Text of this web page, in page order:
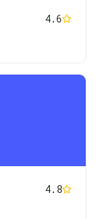
4.6
4.8